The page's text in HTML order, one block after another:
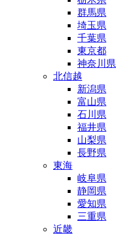
群馬県
埼玉県
千葉県
東京都
神奈川県
北信越
新潟県
富山県
石川県
福井県
山梨県
長野県
東海
岐阜県
静岡県
愛知県
三重県
近畿